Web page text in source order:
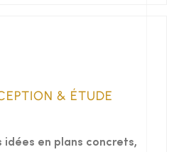
& ÉTUDE
idées en plans concrets,